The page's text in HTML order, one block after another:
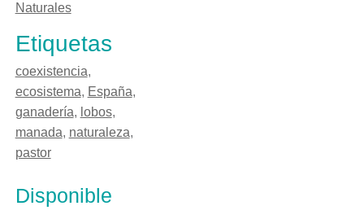
Naturales
Etiquetas
coexistencia,
ecosistema, España,
ganadería, lobos,
manada, naturaleza,
pastor
Disponible